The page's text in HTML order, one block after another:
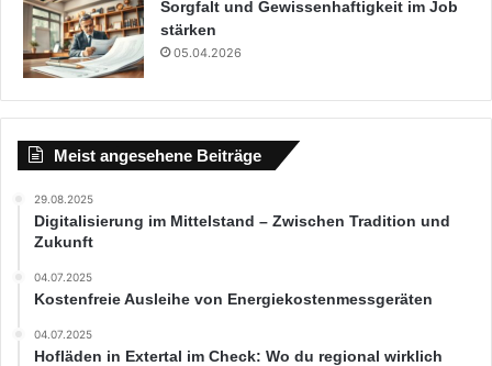
Sorgfalt und Gewissenhaftigkeit im Job
stärken
05.04.2026
Meist angesehene Beiträge
29.08.2025
Digitalisierung im Mittelstand – Zwischen Tradition und
Zukunft
04.07.2025
Kostenfreie Ausleihe von Energiekostenmessgeräten
04.07.2025
Hofläden in Extertal im Check: Wo du regional wirklich